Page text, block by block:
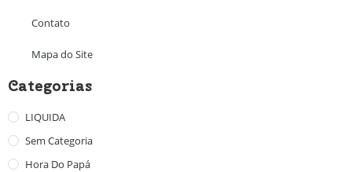
Contato
Mapa do Site
Categorias
LIQUIDA
Sem Categoria
Hora Do Papá